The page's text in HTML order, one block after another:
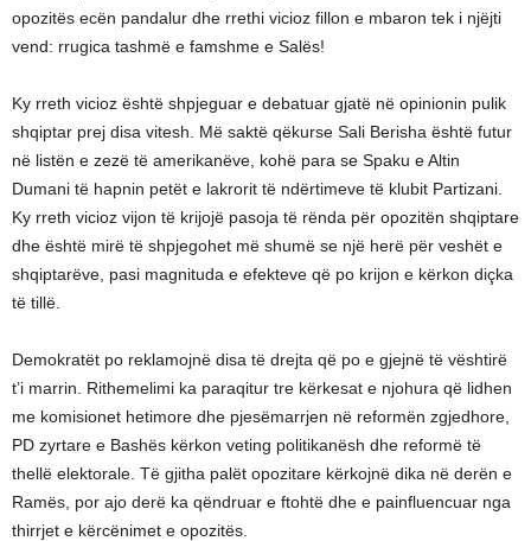
opozitës ecën pandalur dhe rrethi vicioz fillon e mbaron tek i njëjti
vend: rrugica tashmë e famshme e Salës!
Ky rreth vicioz është shpjeguar e debatuar gjatë në opinionin pulik
shqiptar prej disa vitesh. Më saktë qëkurse Sali Berisha është futur
në listën e zezë të amerikanëve, kohë para se Spaku e Altin
Dumani të hapnin petët e lakrorit të ndërtimeve të klubit Partizani.
Ky rreth vicioz vijon të krijojë pasoja të rënda për opozitën shqiptare
dhe është mirë të shpjegohet më shumë se një herë për veshët e
shqiptarëve, pasi magnituda e efekteve që po krijon e kërkon diçka
të tillë.
Demokratët po reklamojnë disa të drejta që po e gjejnë të vështirë
t’i marrin. Rithemelimi ka paraqitur tre kërkesat e njohura që lidhen
me komisionet hetimore dhe pjesëmarrjen në reformën zgjedhore,
PD zyrtare e Bashës kërkon veting politikanësh dhe reformë të
thellë elektorale. Të gjitha palët opozitare kërkojnë dika në derën e
Ramës, por ajo derë ka qëndruar e ftohtë dhe e painfluencuar nga
thirrjet e kërcënimet e opozitës.